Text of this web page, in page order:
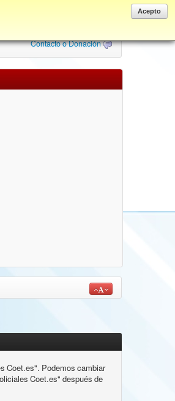
Acepto
Contacto o Donación
Coet.es". Podemos cambiar
Coet.es" después de